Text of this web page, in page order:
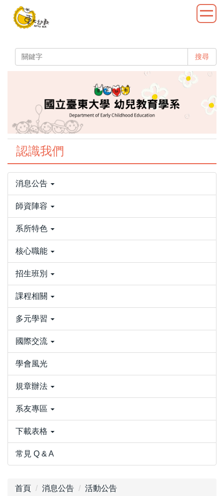
搜尋
認識我們
消息公告
師資陣容
系所特色
核心職能
招生班別
課程相關
多元學習
國際交流
學會風光
規章辦法
系友專區
下載表格
常見 Q & A
首頁 消息公告 活動公告